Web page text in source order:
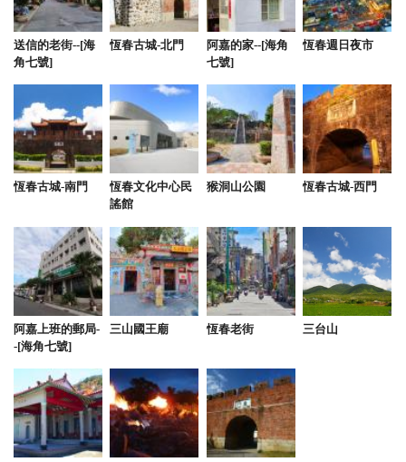
from google
2025-08-03 10:32:26
從宜蘭來，幸運入住到這間超讚的民宿，整個五星好
評沒得挑剔
from google
老闆好溝通，房型和早餐可配合調整，人很好～整個
房子都非常乾淨，樓梯也是，很厲害。房間設計很漂
亮，遊戲室也好。外送活自己去吃都很方便，推薦～
from google
2025-05-26 09:16:12
老闆娘很親切環境很乾淨舒服 小孩子玩得很開心
送信的老街--[海
角七號]
恆春古城-北門
阿嘉的家--[海角
七號]
恆春週日夜市
恆春古城-南門
恆春文化中心民
謠館
猴洞山公園 恆春古城-西門
阿嘉上班的郵局-
-[海角七號]
三山國王廟 恆春老街 三台山